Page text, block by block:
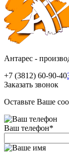
Антарес -
+7 (3812) 60-90-40
Заказать звонок
Оставьте Ваше
Ваш телефон*